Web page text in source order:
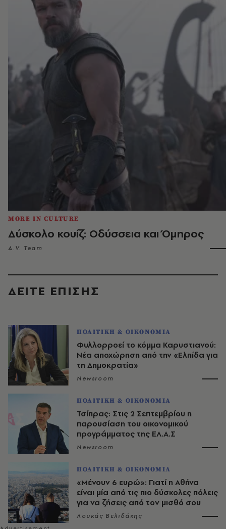
MORE IN CULTURE
Δύσκολο κουίζ: Οδύσσεια και Όμηρος
A.V. Team
ΔΕΙΤΕ ΕΠΙΣΗΣ
ΠΟΛΙΤΙΚΗ & ΟΙΚΟΝΟΜΙΑ
Φυλλορροεί το κόμμα Καρυστιανού:
Νέα αποχώρηση από την «Ελπίδα για
τη Δημοκρατία»
Newsroom
ΠΟΛΙΤΙΚΗ & ΟΙΚΟΝΟΜΙΑ
Τσίπρας: Στις 2 Σεπτεμβρίου η
παρουσίαση του οικονομικού
προγράμματος της ΕΛ.Α.Σ
Newsroom
ΠΟΛΙΤΙΚΗ & ΟΙΚΟΝΟΜΙΑ
«Μένουν 6 ευρώ»: Γιατί η Αθήνα
είναι μία από τις πιο δύσκολες πόλεις
για να ζήσεις από τον μισθό σου
Λουκάς Βελιδάκης